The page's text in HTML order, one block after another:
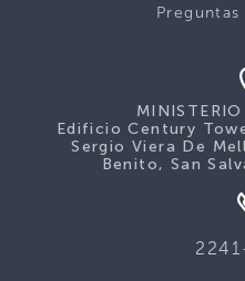
Edificio Century
Sergio Viera De
Benito, San